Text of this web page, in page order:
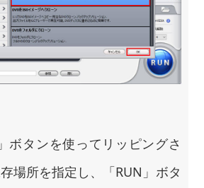
ボタンを使ってリッピングさ
場所を指定し、「RUN」ボタ